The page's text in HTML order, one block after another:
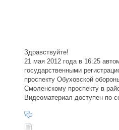
Здравствуйте!
21 мая 2012 года в 16:25
государственными
проспекту Обуховской
Смоленскому проспекту в
Видеоматериал доступен по